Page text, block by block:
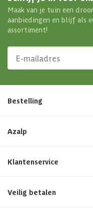
Maak van je tuin een
aanbiedingen en blijf als
assortiment!
Bestelling
Azalp
Klantenservice
Veilig betalen